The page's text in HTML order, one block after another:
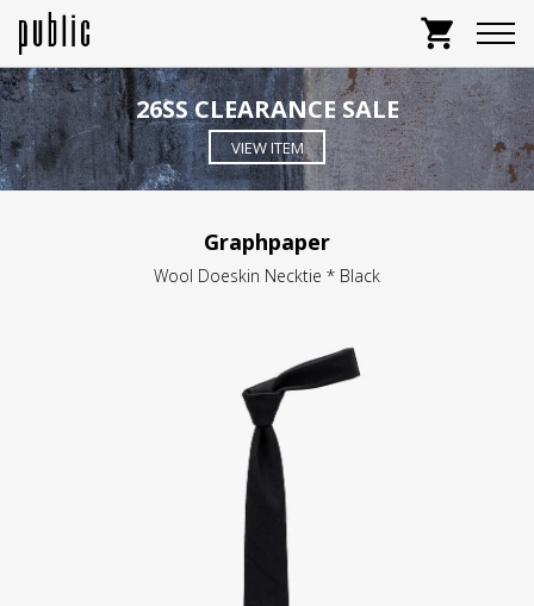
shopping_cart
26SS CLEARANCE SALE
VIEW ITEM
Graphpaper
Wool Doeskin Necktie * Black